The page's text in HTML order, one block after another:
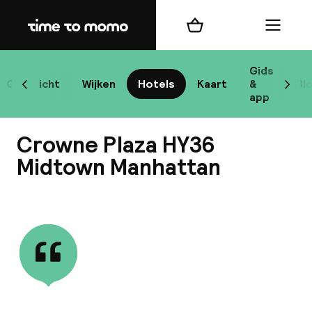
Home
Overzicht Wijken Hotels Kaart
Gids
&
app
Scroll naar links
Winkelmand Menu
Crowne Plaza HY36
Midtown Manhattan